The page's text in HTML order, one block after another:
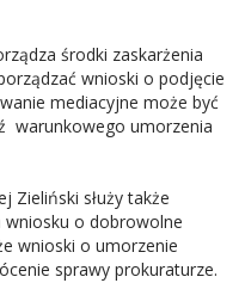
środki zaskarżenia
wnioski o podjęcie
mediacyjne może być
warunkowego umorzenia
Zieliński służy także
wniosku o dobrowolne
wnioski o umorzenie
sprawy prokuraturze.